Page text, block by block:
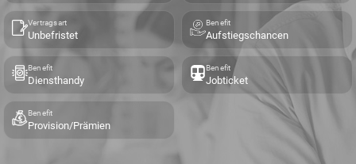
Vertragsart
Unbefristet
Benefit
Aufstiegschancen
Benefit
Diensthandy
Benefit
Jobticket
Benefit
Provision/Prämien